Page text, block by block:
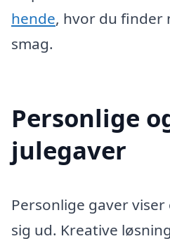
hende, hvor du finder
smag.
Personlige
julegaver
Personlige gaver
sig ud. Kreative